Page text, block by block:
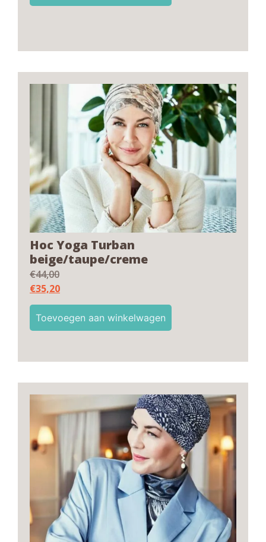
Hoc Yoga Turban
beige/taupe/creme
€44,00
€35,20
Toevoegen aan winkelwagen